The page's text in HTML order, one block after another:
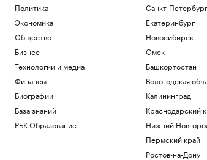
В Рунете произошел масштабный сбой
Технологии и медиа
В Японии заявили о запуске КНДР
снаряда «в сторону моря»
Политика
В ЮФО зафиксировали самый низкий
уровень строительной инфляции
Краснодарский край
Автомобиль наехал на пешеходов в
Политика
Экономика
Общество
Бизнес
Технологии и медиа
Финансы
Биографии
База знаний
РБК Образование
Санкт-
Екатеринбург
Новосибирск
Омск
Башкортостан
Вологодская
Калининград
Краснодарский
Нижний
Пермский край
Ростов-на-Дону